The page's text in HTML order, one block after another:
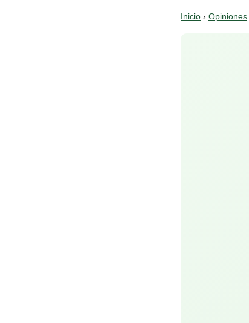
Inicio › Opiniones